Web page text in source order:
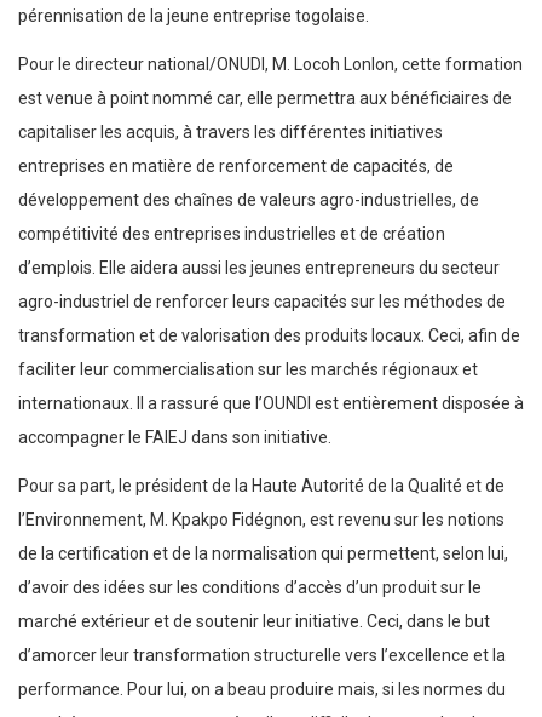
pérennisation de la jeune entreprise togolaise.
Pour le directeur national/ONUDI, M. Locoh Lonlon, cette formation
est venue à point nommé car, elle permettra aux bénéficiaires de
capitaliser les acquis, à travers les différentes initiatives
entreprises en matière de renforcement de capacités, de
développement des chaînes de valeurs agro-industrielles, de
compétitivité des entreprises industrielles et de création
d’emplois. Elle aidera aussi les jeunes entrepreneurs du secteur
agro-industriel de renforcer leurs capacités sur les méthodes de
transformation et de valorisation des produits locaux. Ceci, afin de
faciliter leur commercialisation sur les marchés régionaux et
internationaux. Il a rassuré que l’OUNDI est entièrement disposée à
accompagner le FAIEJ dans son initiative.
Pour sa part, le président de la Haute Autorité de la Qualité et de
l’Environnement, M. Kpakpo Fidégnon, est revenu sur les notions
de la certification et de la normalisation qui permettent, selon lui,
d’avoir des idées sur les conditions d’accès d’un produit sur le
marché extérieur et de soutenir leur initiative. Ceci, dans le but
d’amorcer leur transformation structurelle vers l’excellence et la
performance. Pour lui, on a beau produire mais, si les normes du